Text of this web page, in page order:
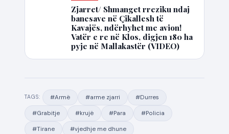
Zjarret/ Shmanget rreziku ndaj
banesave në Çikallesh të
Kavajës, ndërhyhet me avion!
Vatër e re në Klos, digjen 180 ha
pyje në Mallakastër (VIDEO)
TAGS: #Armë #arme zjarri #Durres
#Grabitje #krujë #Para #Policia
#Tirane #vjedhje me dhune